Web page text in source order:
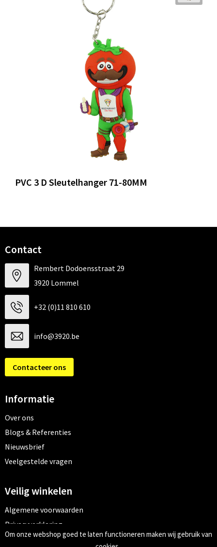
PVC 3 D Sleutelhanger 71-80MM
Contact
Rembert Dodoensstraat 29
3920 Lommel
+32 (0)11 810 610
info@3920.be
Contacteer ons
Informatie
Over ons
Blogs & Referenties
Nieuwsbrief
Veelgestelde vragen
Veilig winkelen
Algemene voorwaarden
Privacyverklaring
Cookiebeleid
Om onze webshop goed te laten functioneren maken wij gebruik van